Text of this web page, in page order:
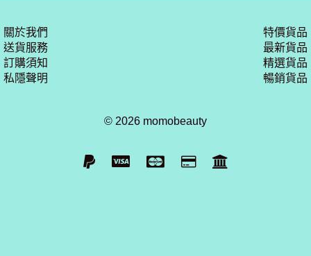
關於我們
送貨服務
訂購須知
私隱聲明
特價貨品
最新貨品
精選貨品
暢銷貨品
© 2026 momobeauty